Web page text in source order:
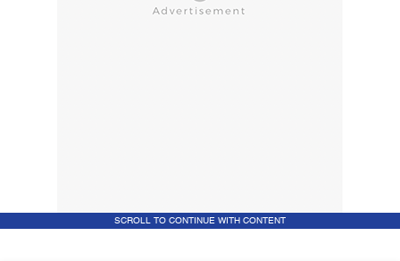
SCROLL TO CONTINUE WITH CONTENT